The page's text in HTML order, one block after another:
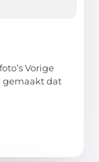
Vorige
gemaakt dat